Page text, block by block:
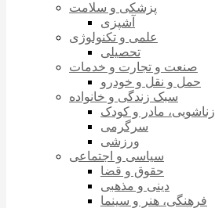
پزشکی و سلامت
آشپزی
علمی و تکنولوژی
تحصیلی
صنعت و تجارت و خدمات
حمل و نقل و خودرو
سبک زندگی و خانواده
زناشویی، مادر و کودک
سرگرمی
ورزشی
سیاسی و اجتماعی
حقوق و قضا
دینی و مذهبی
فرهنگی، هنر و سینما